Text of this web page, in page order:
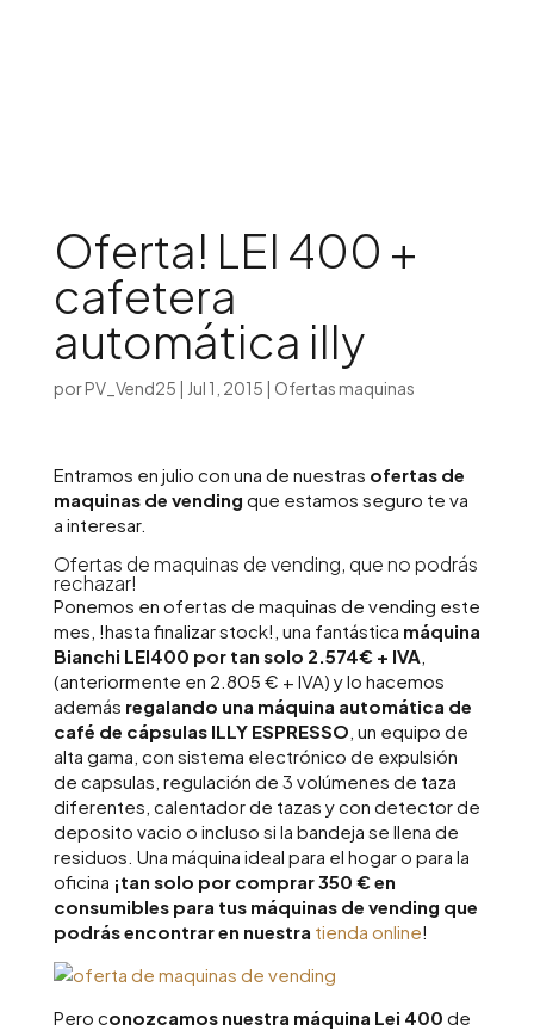
Oferta! LEI 400 +
cafetera
automática illy
porPV_Vend25 | Jul 1, 2015 | Ofertas maquinas
Entramos en julio con una de nuestras ofertas de
maquinas de vending que estamos seguro te va
a interesar.
Ofertas de maquinas de vending, que no podrás
rechazar!
Ponemos en ofertas de maquinas de vending este
mes, !hasta finalizar stock!, una fantástica máquina
Bianchi LEI400 por tan solo 2.574€ + IVA
(anteriormente en 2.805 € + IVA) y lo hacemos
además regalando una máquina automática de
café de cápsulas ILLY ESPRESSO , un equipo de
alta gama, con sistema electrónico de expulsión
de capsulas, regulación de 3 volúmenes de taza
diferentes, calentador de tazas y con detector de
deposito vacio o incluso si la bandeja se llena de
residuos. Una máquina ideal para el hogar o para la
oficina ¡tan solo por comprar 350 € en
consumibles para tus máquinas de vending que
podrás encontrar en nuestra tienda online!
Pero conozcamos nuestra máquina Lei 400 de